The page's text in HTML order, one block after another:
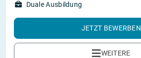
Duale Ausbildung
JETZT BEWERBEN
WEITERE